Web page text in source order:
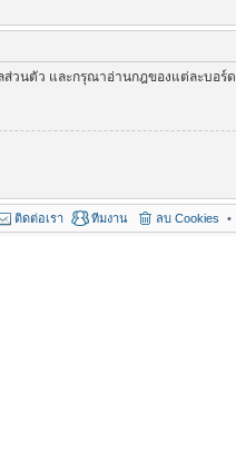
ส่วนตัว และกรุณาอ่านกฎของแต่ละบอร์ด
ลบ Cookies
ทีมงาน
ติดต่อเรา